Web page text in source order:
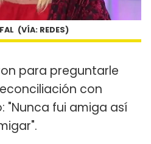
(VÍA: REDES)
para preguntarle
con
"Nunca fui amiga así